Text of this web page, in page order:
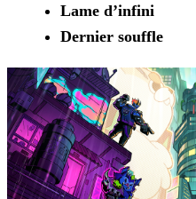
Lame d’infini
Dernier souffle